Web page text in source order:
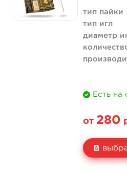
тип пайки
тип игл
диаметр
Есть на
от 280